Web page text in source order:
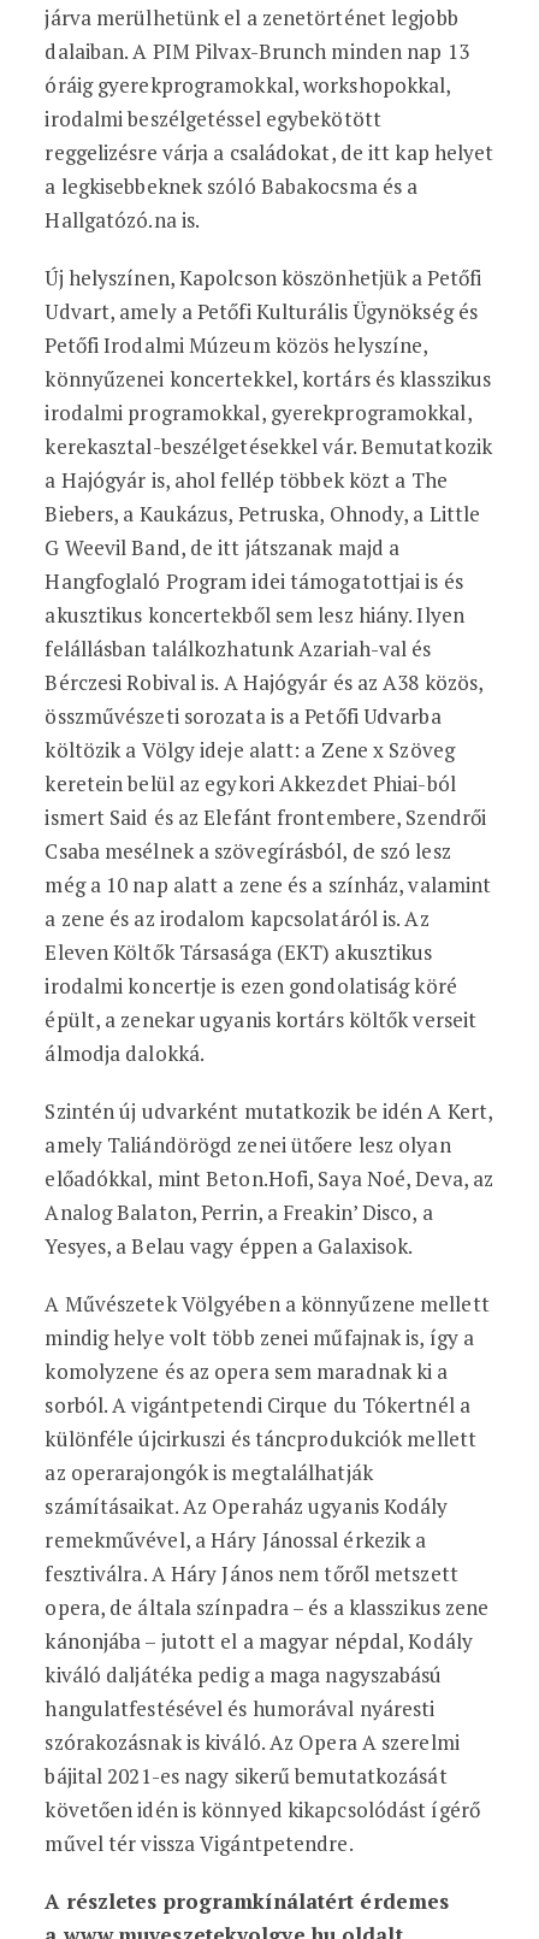
járva merülhetünk el a zenetörténet legjobb
dalaiban. A PIM Pilvax-Brunch minden nap 13
óráig gyerekprogramokkal, workshopokkal,
irodalmi beszélgetéssel egybekötött
reggelizésre várja a családokat, de itt kap helyet
a legkisebbeknek szóló Babakocsma és a
Hallgatózó.na is.
Új helyszínen, Kapolcson köszönhetjük a Petőfi
Udvart, amely a Petőfi Kulturális Ügynökség és
Petőfi Irodalmi Múzeum közös helyszíne,
könnyűzenei koncertekkel, kortárs és klasszikus
irodalmi programokkal, gyerekprogramokkal,
kerekasztal-beszélgetésekkel vár. Bemutatkozik
a Hajógyár is, ahol fellép többek közt a The
Biebers, a Kaukázus, Petruska, Ohnody, a Little
G Weevil Band, de itt játszanak majd a
Hangfoglaló Program idei támogatottjai is és
akusztikus koncertekből sem lesz hiány. Ilyen
felállásban találkozhatunk Azariah-val és
Bérczesi Robival is. A Hajógyár és az A38 közös,
összművészeti sorozata is a Petőfi Udvarba
költözik a Völgy ideje alatt: a Zene x Szöveg
keretein belül az egykori Akkezdet Phiai-ból
ismert Said és az Elefánt frontembere, Szendrői
Csaba mesélnek a szövegírásból, de szó lesz
még a 10 nap alatt a zene és a színház, valamint
a zene és az irodalom kapcsolatáról is. Az
Eleven Költők Társasága (EKT) akusztikus
irodalmi koncertje is ezen gondolatiság köré
épült, a zenekar ugyanis kortárs költők verseit
álmodja dalokká.
Szintén új udvarként mutatkozik be idén A Kert,
amely Taliándörögd zenei ütőere lesz olyan
előadókkal, mint Beton.Hofi, Saya Noé, Deva, az
Analog Balaton, Perrin, a Freakin’ Disco, a
Yesyes, a Belau vagy éppen a Galaxisok.
A Művészetek Völgyében a könnyűzene mellett
mindig helye volt több zenei műfajnak is, így a
komolyzene és az opera sem maradnak ki a
sorból. A vigántpetendi Cirque du Tókertnél a
különféle újcirkuszi és táncprodukciók mellett
az operarajongók is megtalálhatják
számításaikat. Az Operaház ugyanis Kodály
remekművével, a Háry Jánossal érkezik a
fesztiválra. A Háry János nem tőről metszett
opera, de általa színpadra – és a klasszikus zene
kánonjába – jutott el a magyar népdal, Kodály
kiváló daljátéka pedig a maga nagyszabású
hangulatfestésével és humorával nyáresti
szórakozásnak is kiváló. Az Opera A szerelmi
bájital 2021-es nagy sikerű bemutatkozását
követően idén is könnyed kikapcsolódást ígérő
művel tér vissza Vigántpetendre.
A részletes programkínálatért érdemes